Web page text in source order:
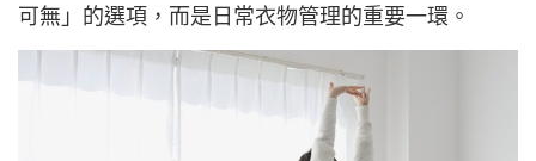
可無」的選項，而是日常衣物管理的重要一環。